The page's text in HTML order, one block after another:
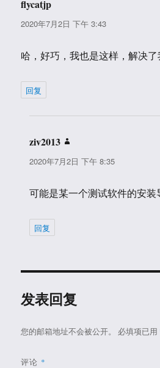
flycatjp
道：
2020年7月2日 下午 3:43
哈，好巧，我也是这样，解决了
回复
ziv2013
道：
2020年7月2日 下午 8:35
可能是某一个测试软件的安装
回复
发表回复
您的邮箱地址不会被公开。 必填项已用
评论 *